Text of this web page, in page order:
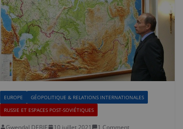
EUROPE
GÉOPOLITIQUE & RELATIONS INTERNATIONALES
RUSSIE ET ESPACES POST-SOVIÉTIQUES
Gwendal DEBIE 10 juillet 2021 1 Comment